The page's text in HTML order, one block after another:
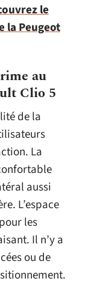
le
la Peugeot
au
Clio 5
de la
La
aussi
L’espace
les
Il n’y a
ou de